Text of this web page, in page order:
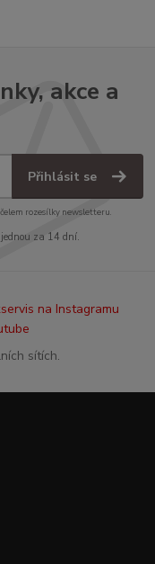
akce a
Přihlásit se
rozesílky newsletteru.
za 14 dní.
sítích.